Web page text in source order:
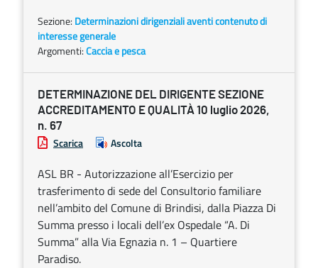
Sezione: Determinazioni dirigenziali aventi contenuto di
interesse generale
Argomenti:Caccia e pesca
DETERMINAZIONE DEL DIRIGENTE SEZIONE
ACCREDITAMENTO E QUALITÀ 10 luglio 2026,
n. 67
Scarica Ascolta
ASL BR - Autorizzazione all’Esercizio per
trasferimento di sede del Consultorio familiare
nell’ambito del Comune di Brindisi, dalla Piazza Di
Summa presso i locali dell’ex Ospedale “A. Di
Summa” alla Via Egnazia n. 1 – Quartiere
Paradiso.